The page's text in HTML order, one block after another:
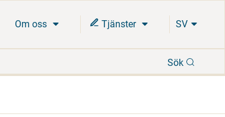
Om oss Tjänster SV
Sök